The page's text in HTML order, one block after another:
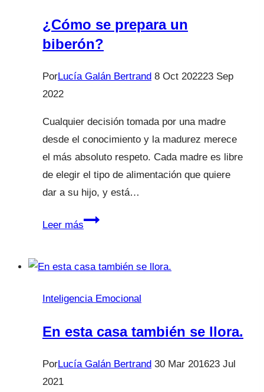
¿Cómo se prepara un
biberón?
PorLucía Galán Bertrand 8 Oct 202223 Sep
2022
Cualquier decisión tomada por una madre
desde el conocimiento y la madurez merece
el más absoluto respeto. Cada madre es libre
de elegir el tipo de alimentación que quiere
dar a su hijo, y está…
Leer más¿Cómo
un
Inteligencia Emocional
En esta casa también se llora.
PorLucía Galán Bertrand 30 Mar 201623 Jul
2021